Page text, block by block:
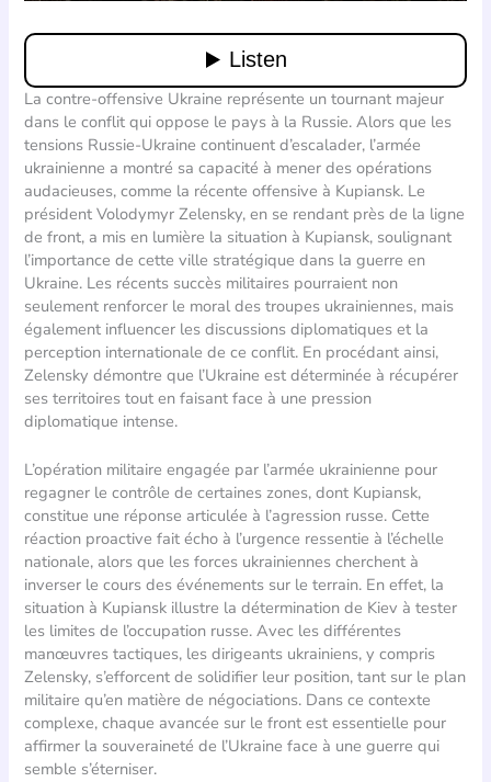
La contre-offensive Ukraine représente un tournant majeur
dans le conflit qui oppose le pays à la Russie. Alors que les
tensions Russie-Ukraine continuent d’escalader, l’armée
ukrainienne a montré sa capacité à mener des opérations
audacieuses, comme la récente offensive à Kupiansk. Le
président Volodymyr Zelensky, en se rendant près de la ligne
de front, a mis en lumière la situation à Kupiansk, soulignant
l’importance de cette ville stratégique dans la guerre en
Ukraine. Les récents succès militaires pourraient non
seulement renforcer le moral des troupes ukrainiennes, mais
également influencer les discussions diplomatiques et la
perception internationale de ce conflit. En procédant ainsi,
Zelensky démontre que l’Ukraine est déterminée à récupérer
ses territoires tout en faisant face à une pression
diplomatique intense.
L’opération militaire engagée par l’armée ukrainienne pour
regagner le contrôle de certaines zones, dont Kupiansk,
constitue une réponse articulée à l’agression russe. Cette
réaction proactive fait écho à l’urgence ressentie à l’échelle
nationale, alors que les forces ukrainiennes cherchent à
inverser le cours des événements sur le terrain. En effet, la
situation à Kupiansk illustre la détermination de Kiev à tester
les limites de l’occupation russe. Avec les différentes
manœuvres tactiques, les dirigeants ukrainiens, y compris
Zelensky, s’efforcent de solidifier leur position, tant sur le plan
militaire qu’en matière de négociations. Dans ce contexte
complexe, chaque avancée sur le front est essentielle pour
affirmer la souveraineté de l’Ukraine face à une guerre qui
semble s’éterniser.